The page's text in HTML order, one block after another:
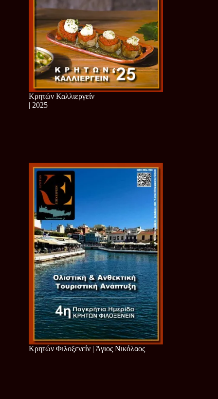
Κρητών Καλλιεργείν
| 2025
Κρητών Φιλοξενείν | Άγιος Νικόλαος